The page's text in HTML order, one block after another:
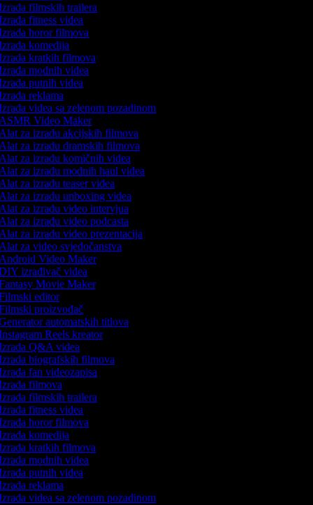
filmskih trailera
fitness videa
horor filmova
komedija
kratkih filmova
modnih videa
putnih videa
reklama
videa sa zelenom pozadinom
Video Maker
za izradu akcijskih filmova
za izradu dramskih filmova
za izradu komičnih videa
za izradu modnih haul videa
za izradu teaser videa
za izradu unboxing videa
za izradu video intervjua
za izradu video podcasta
za izradu video prezentacija
za video svjedočanstva
Video Maker
izrađivač videa
Movie Maker
editor
proizvođač
automatskih titlova
Reels kreator
Q&A videa
biografskih filmova
fan videozapisa
filmova
filmskih trailera
fitness videa
horor filmova
komedija
kratkih filmova
modnih videa
putnih videa
reklama
videa sa zelenom pozadinom